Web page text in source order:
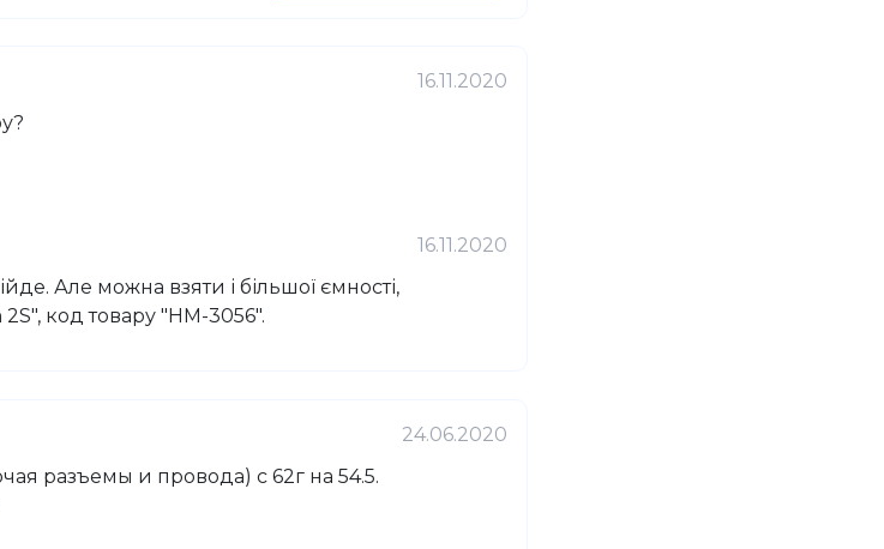
16.11.2020
16.11.2020
Але можна взяти і більшої ємності,
код товару "HM-3056".
24.06.2020
разъемы и провода) с 62г на 54.5.